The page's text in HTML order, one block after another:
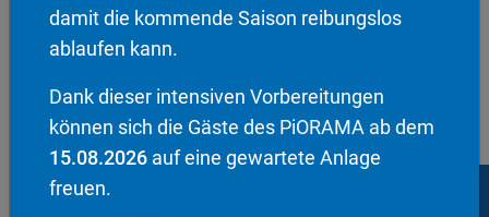
damit die kommende Saison reibungslos
ablaufen kann.
Dank dieser intensiven Vorbereitungen
können sich die Gäste des PiORAMA ab dem
15.08.2026 auf eine gewartete Anlage
freuen.